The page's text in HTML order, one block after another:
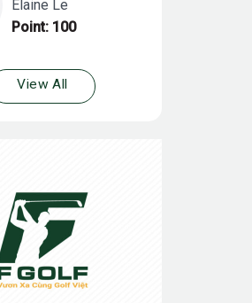
Elaine Le
Point: 100
View All